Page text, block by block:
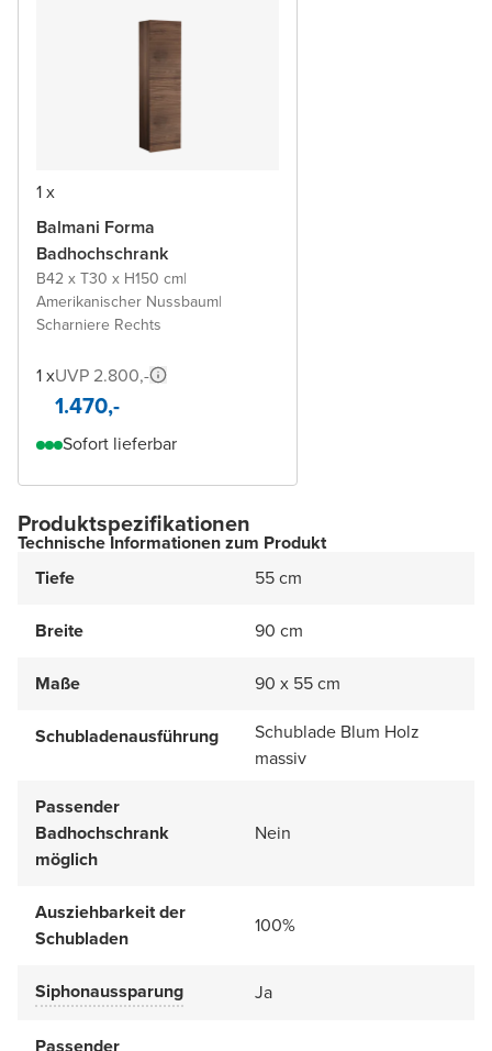
1 x
Balmani Forma
Badhochschrank
B42 x T30 x H150 cm|
Amerikanischer Nussbaum|
Scharniere Rechts
1 xUVP 2.800,-
1.470,-
Sofort lieferbar
Produktspezifikationen
Technische Informationen zum Produkt
Tiefe
55 cm
Breite 90 cm
Maße 90 x 55 cm
Schubladenausführung
Schublade Blum Holz
massiv
Passender
Badhochschrank
möglich
Nein
Ausziehbarkeit der
Schubladen
100%
Siphonaussparung Ja